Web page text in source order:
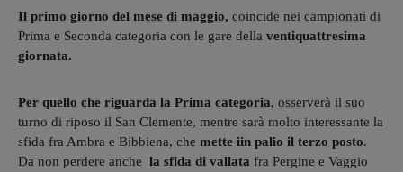
Il primo giorno del mese di maggio, coincide nei campionati di
Prima e Seconda categoria con le gare della ventiquattresima
giornata.
Per quello che riguarda la Prima categoria, osserverà il suo
turno di riposo il San Clemente, mentre sarà molto interessante la
sfida fra Ambra e Bibbiena, che mette iin palio il terzo posto.
Da non perdere anche la sfida di vallata fra Pergine e Vaggio